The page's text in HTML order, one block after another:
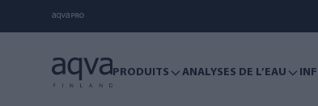
PRODUITS ANALYSES DE L’EAU